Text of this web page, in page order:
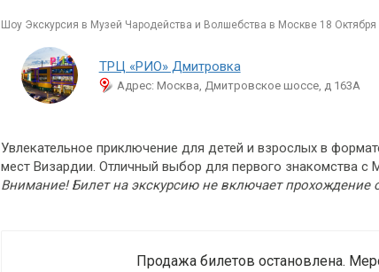
шоу Экскурсия в Музей Чародейства и Волшебства в Москве 18 Октября
ТРЦ «РИО» Дмитровка
Адрес: Москва, Дмитровское шоссе, д 163А
Увлекательное приключение для детей и взрослых в
мест Визардии. Отличный выбор для первого знакомства с
Внимание! Билет на экскурсию не включает
Продажа билетов остановлена.